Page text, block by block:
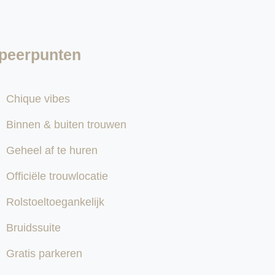
Chique vibes
Binnen & buiten trouwen
Geheel af te huren
Officiële trouwlocatie
Rolstoeltoegankelijk
Bruidssuite
Gratis parkeren